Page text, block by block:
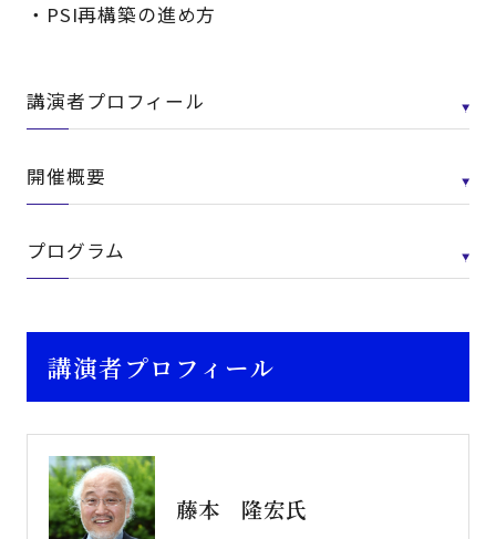
・PSI再構築の進め方
講演者プロフィール
開催概要
プログラム
講演者プロフィール
藤本 隆宏氏